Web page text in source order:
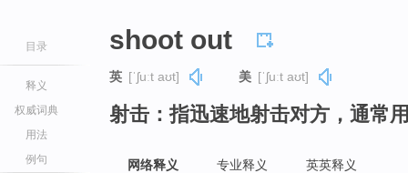
目录
释义
权威词典
用法
例句
shoot out
英 [ˈʃuːt aʊt] 美 [ˈʃuːt aʊt]
射击：指迅速地射击对方，通常
网络释义 专业释义 英英释义